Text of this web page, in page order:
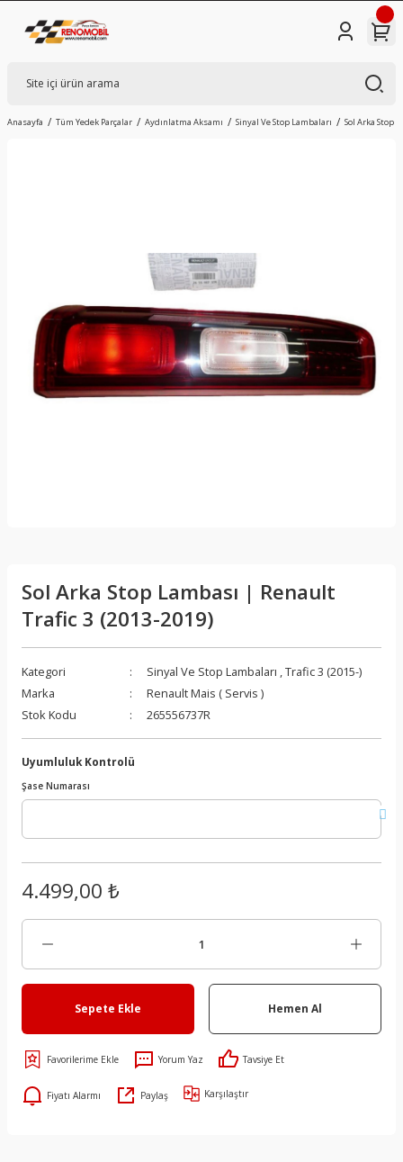
Anasayfa Tüm Yedek Parçalar Aydınlatma Aksamı Sinyal Ve Stop Lambaları Sol Arka Stop
Sol Arka Stop Lambası | Renault
Trafic 3 (2013-2019)
Kategori Sinyal Ve Stop Lambaları ,Trafic 3 (2015-)
Marka
Renault Mais ( Servis )
Stok Kodu
265556737R
Uyumluluk Kontrolü
Şase Numarası
4.499,00 ₺
Sepete Ekle Hemen Al
Yorum Yaz Tavsiye Et
Fiyatı Alarmı Paylaş Karşılaştır